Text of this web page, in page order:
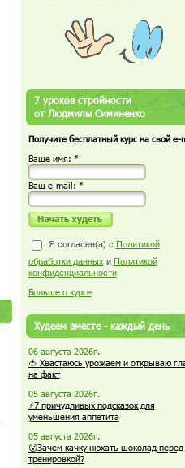
7 уроков стройности
от Людмилы Симиненко
Получите бесплатный курс на свой e-
Ваше имя: *
Ваш е-mail: *
Я согласен(а) с Политикой
обработки данных и Политикой
конфиденциальности
Больше о курсе
Худеем вместе - каждый день
06 августа 2026г.
🍅 Хвастаюсь урожаем и открываю
на факт
05 августа 2026г.
⚡7 причудливых подсказок для
уменьшения аппетита
05 августа 2026г.
😮Зачем качку нюхать шоколад перед
тренировкой?